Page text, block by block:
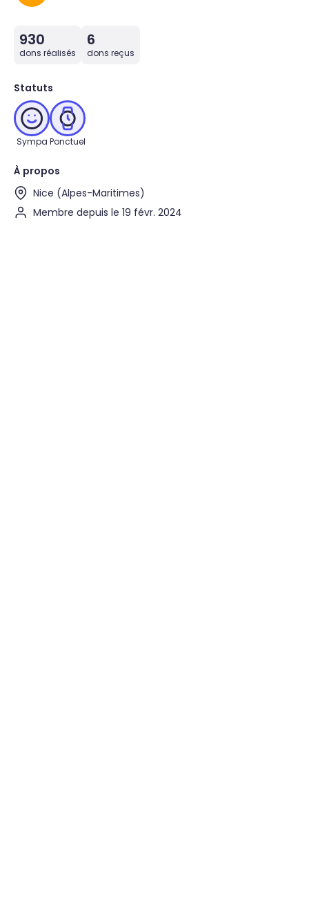
930
dons réalisés
6
dons reçus
Statuts
Sympa Ponctuel
À propos
Nice (Alpes-Maritimes)
Membre depuis le 19 févr. 2024